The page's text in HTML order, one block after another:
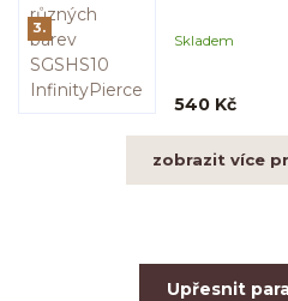
3.
Skladem
540 Kč
zobrazit více
Upřesnit